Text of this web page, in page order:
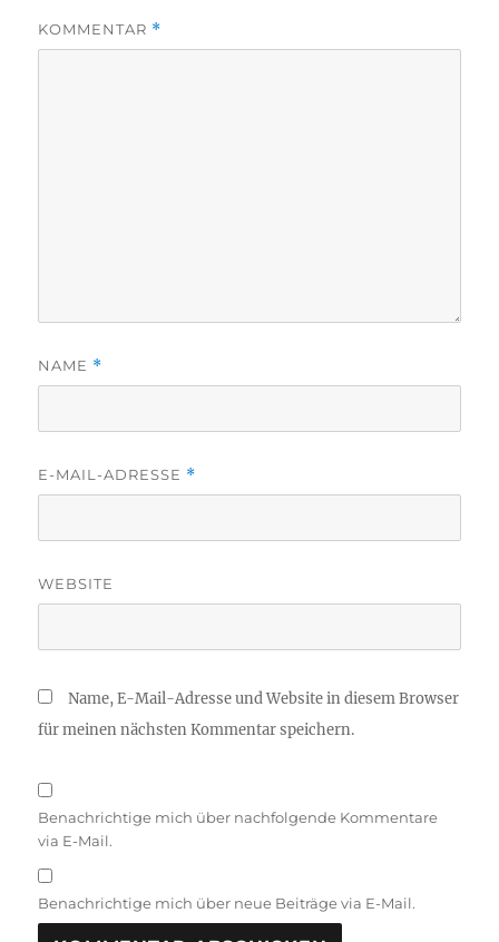
KOMMENTAR *
NAME *
E-MAIL-ADRESSE *
WEBSITE
Name, E-Mail-Adresse und Website in diesem Browser
für meinen nächsten Kommentar speichern.
Benachrichtige mich über nachfolgende Kommentare
via E-Mail.
Benachrichtige mich über neue Beiträge via E-Mail.